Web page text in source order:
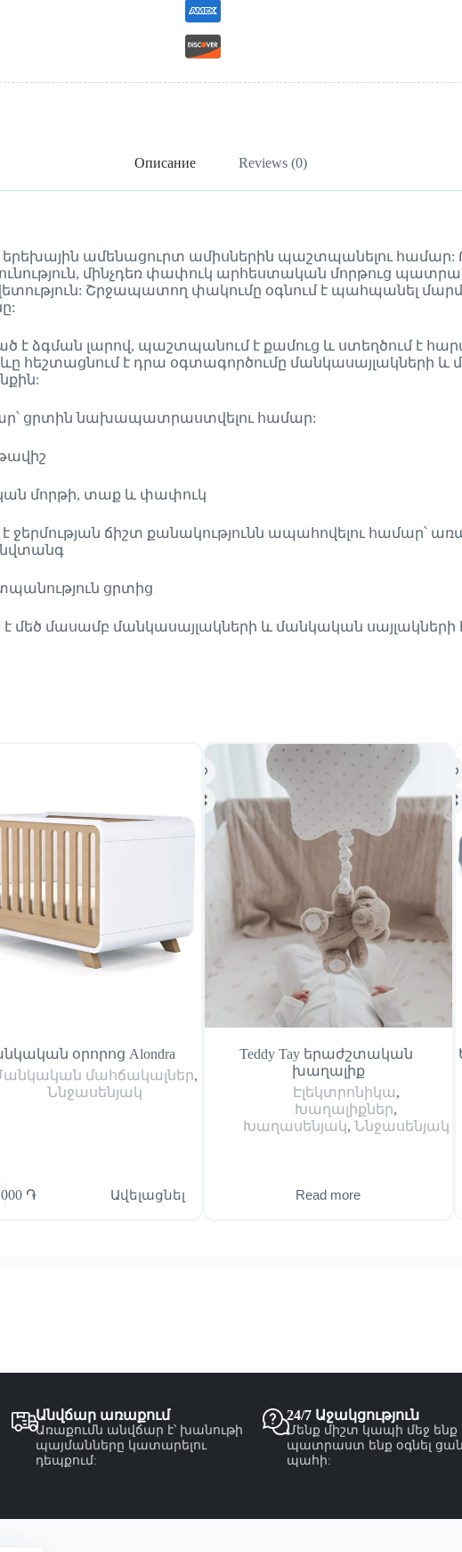
Описание Reviews (0)
ամենացուրտ ամիսներին պաշտպանելու
մինչդեռ փափուկ արհեստական ​​մորթուց
Շրջապատող փակումը օգնում է պահպանել
է ձգման լարով, պաշտպանում է քամուց և ստեղծում է
հեշտացնում է դրա օգտագործումը մանկասայլակների և
ցրտին նախապատրաստվելու համար:
​​մորթի, տաք և փափուկ
է ջերմության ճիշտ քանակությունն ապահովելու համար՝
ցրտից
մեծ մասամբ մանկասայլակների և մանկական
օրորոց Alondra
մահճակալներ,
Ննջասենյակ
֏ Ավելացնել
Teddy Tay երաժշտական ​​
խաղալիք
Էլեկտրոնիկա,
Խաղալիքներ,
Խաղասենյակ, Ննջասենյակ
Read more
Անվճար առաքում
Առաքումն անվճար է՝ խանութի
պայմանները կատարելու
դեպքում:
24/7 Աջակցություն
Մենք միշտ կապի մեջ ենք
պատրաստ ենք օգնել
պահի: